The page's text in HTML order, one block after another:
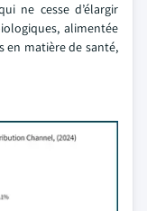
ne cesse d’élargir
alimentée
en matière de santé,